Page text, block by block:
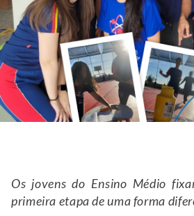
Os jovens do Ensino Médio
primeira etapa de uma forma